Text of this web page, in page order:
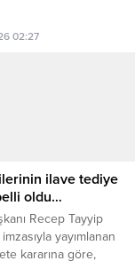
02:27
ilave tediye
oldu…
Recep Tayyip
imzasıyla yayımlanan
kararına göre,